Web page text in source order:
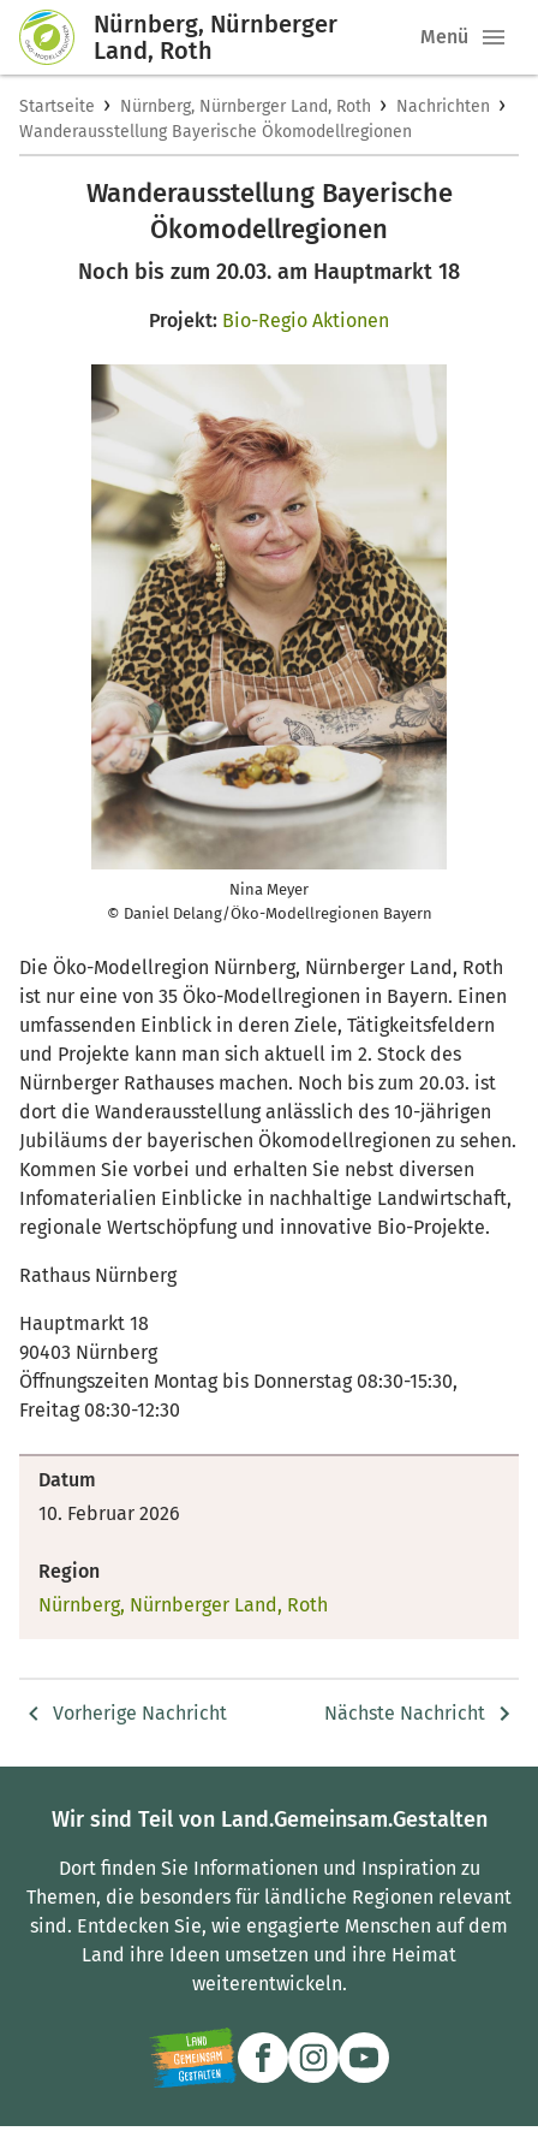
Nürnberg, Nürnberger
Land, Roth
Menü
Startseite › Nürnberg, Nürnberger Land, Roth › Nachrichten ›
Wanderausstellung Bayerische Ökomodellregionen
Wanderausstellung Bayerische
Ökomodellregionen
Noch bis zum 20.03. am Hauptmarkt 18
Projekt: Bio-Regio Aktionen
Nina Meyer
© Daniel Delang/Öko-Modellregionen Bayern
Die Öko-Modellregion Nürnberg, Nürnberger Land, Roth
ist nur eine von 35 Öko-Modellregionen in Bayern. Einen
umfassenden Einblick in deren Ziele, Tätigkeitsfeldern
und Projekte kann man sich aktuell im 2. Stock des
Nürnberger Rathauses machen. Noch bis zum 20.03. ist
dort die Wanderausstellung anlässlich des 10-jährigen
Jubiläums der bayerischen Ökomodellregionen zu sehen.
Kommen Sie vorbei und erhalten Sie nebst diversen
Infomaterialien Einblicke in nachhaltige Landwirtschaft,
regionale Wertschöpfung und innovative Bio-Projekte.
Rathaus Nürnberg
Hauptmarkt 18
90403 Nürnberg
Öffnungszeiten Montag bis Donnerstag 08:30-15:30,
Freitag 08:30-12:30
Datum
10. Februar 2026
Region
Nürnberg, Nürnberger Land, Roth
Vorherige Nachricht Nächste Nachricht
Wir sind Teil von Land.Gemeinsam.Gestalten
Dort finden Sie Informationen und Inspiration zu
Themen, die besonders für ländliche Regionen relevant
sind. Entdecken Sie, wie engagierte Menschen auf dem
Land ihre Ideen umsetzen und ihre Heimat
weiterentwickeln.